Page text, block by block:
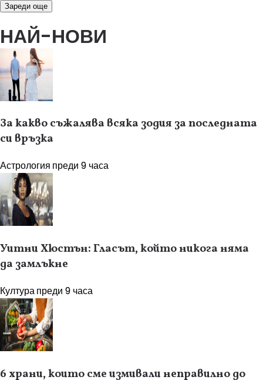
Зареди още
НАЙ-НОВИ
За какво съжалява всяка зодия за последната
си връзка
Астрология преди 9 часа
Уитни Хюстън: Гласът, който никога няма
да замлъкне
Културапреди 9 часа
6 храни, които сме измивали неправилно до